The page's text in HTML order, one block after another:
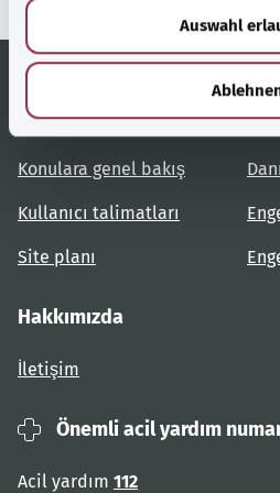
Auswahl
Yardımcı bağlantılar
Konulara genel bakış
Kullanıcı talimatları
Site planı
Hakkımızda
İletişim
Önemli acil yardım
Acil yardım 112